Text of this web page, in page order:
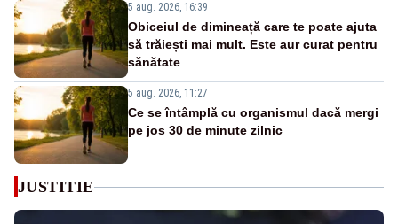
5 aug. 2026, 16:39
Obiceiul de dimineață care te poate ajuta
să trăiești mai mult. Este aur curat pentru
sănătate
5 aug. 2026, 11:27
Ce se întâmplă cu organismul dacă mergi
pe jos 30 de minute zilnic
JUSTITIE